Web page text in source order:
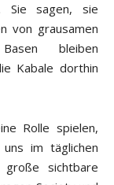
Sie sagen, sie
von grausamen
bleiben
Kabale dorthin
Rolle spielen,
im täglichen
sichtbare